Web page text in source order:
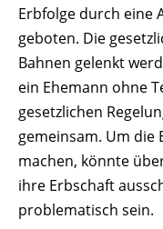
Startseite
Notar und
Fachgebiete
Familie
Immobilien
Notfallvorsorge
Erbfolge durch eine
geboten. Die
Bahnen gelenkt
ein Ehemann ohne
gesetzlichen
gemeinsam. Um die
machen, könnte
ihre Erbschaft
problematisch sein.